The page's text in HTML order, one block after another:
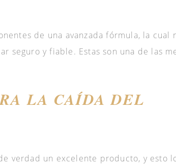
de una avanzada fórmula, la cual
seguro y fiable. Estas son una de las
LA CAÍDA DEL
verdad un excelente producto, y esto